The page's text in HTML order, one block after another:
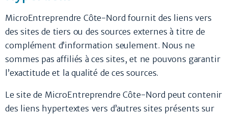
MicroEntreprendre Côte-Nord fournit des liens vers
des sites de tiers ou des sources externes à titre de
complément d’information seulement. Nous ne
sommes pas affiliés à ces sites, et ne pouvons garantir
l’exactitude et la qualité de ces sources.
Le site de MicroEntreprendre Côte-Nord peut contenir
des liens hypertextes vers d’autres sites présents sur